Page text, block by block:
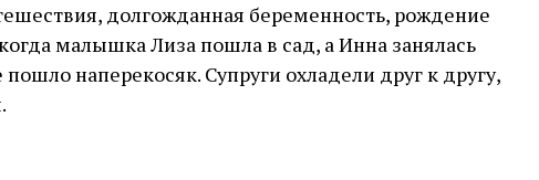
долгожданная беременность, рождение
малышка Лиза пошла в сад, а Инна занялась
пошло наперекосяк. Супруги охладели друг к другу,